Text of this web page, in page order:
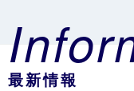
最新情報